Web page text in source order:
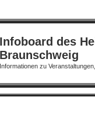
Infoboard des
Braunschweig
Informationen zu